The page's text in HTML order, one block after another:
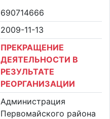
690714666
2009-11-13
ПРЕКРАЩЕНИЕ
ДЕЯТЕЛЬНОСТИ В
РЕЗУЛЬТАТЕ
РЕОРГАНИЗАЦИИ
Администрация
Первомайского района